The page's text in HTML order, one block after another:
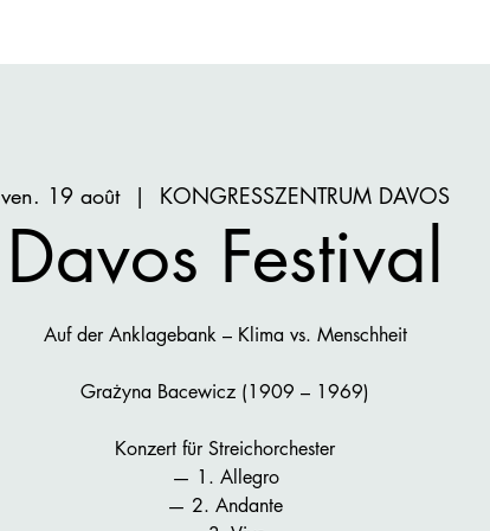
ven. 19 août
  |
KONGRESSZENTRUM DAVOS
Davos Festival
Auf der Anklagebank – Klima vs. Menschheit
Grażyna Bacewicz (1909 – 1969)
Konzert für Streichorchester
— 1. Allegro
— 2. Andante